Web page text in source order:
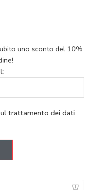
uno sconto del 10%
trattamento dei dati